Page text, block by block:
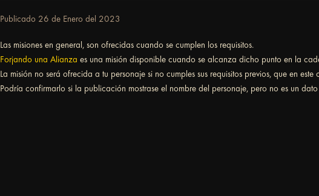
Publicado 26 de Enero del 2023
Las misiones en general, son ofrecidas cuando se cumplen los requisitos.
Forjando una Alianza es una misión disponible cuando se alcanza dicho punto en la
La misión no será ofrecida a tu personaje si no cumples sus requisitos previos, que en
Podría confirmarlo si la publicación mostrase el nombre del personaje, pero no es un